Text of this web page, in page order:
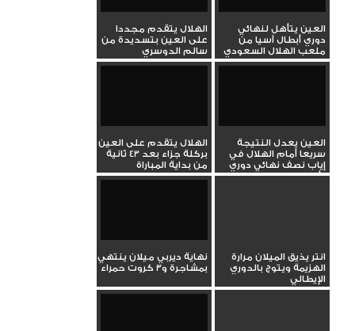
العين يتأهل لنهائي
دوري أبطال آسيا من
ملعب الهلال السعودي
الهلال يتقدم مجددا
على العين بتسديدة من
سالم الدوسري
العين يعدل النتيجة
سريعا أمام الهلال في
إياب نصف نهائي دوري
أبطال...
الهلال يتقدم على العين
بركلة جزاء بعد 43 ثانية
من بداية المباراة
انتر يذيق الميلان مرارة
الهزيمة ويتوج بالدوري
الإيطالي
نهاية ديربي ميلان ينتهي
بمشاجرة و3 كروت حمراء